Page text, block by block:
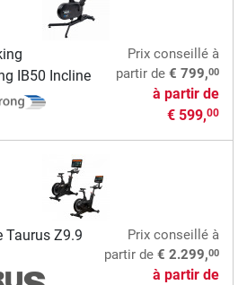
IB50 Incline
Prix conseilléà
partir de € 799,00
à partir de
€ 599,00
Taurus Z9.9
Prix conseilléà
partir de € 2.299,00
à partir de